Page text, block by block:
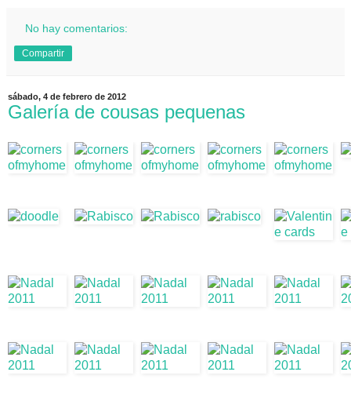
No hay comentarios:
Compartir
sábado, 4 de febrero de 2012
Galería de cousas pequenas